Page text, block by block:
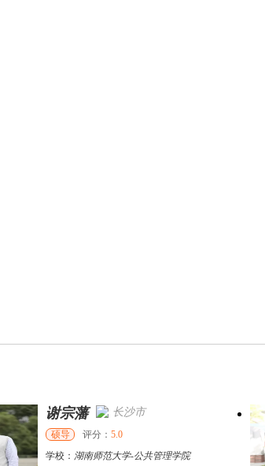
谢宗藩 长沙市
硕导 评分： 5.0
学校： 湖南师范大学-公共管理学院